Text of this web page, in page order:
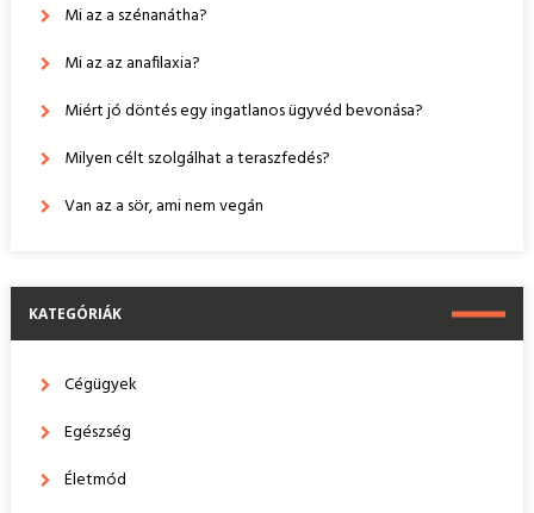
Mi az a szénanátha?
Mi az az anafilaxia?
Miért jó döntés egy ingatlanos ügyvéd bevonása?
Milyen célt szolgálhat a teraszfedés?
Van az a sör, ami nem vegán
KATEGÓRIÁK
Cégügyek
Egészség
Életmód